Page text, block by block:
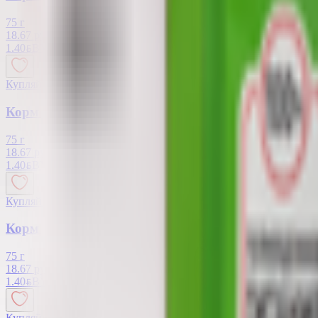
75 г
18.67 руб/кг
1.40
Купляйце Беларускае
Корм для кошек «Whiskas» лосось в желе
75 г
18.67 руб/кг
1.40BYN
Купляйце Беларускае
Корм для кошек «Whiskas» индейка-кролик в
75 г
18.67 руб/кг
1.40BYN